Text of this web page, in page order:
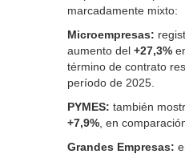
marcadamente mixto:
Microempresas:
aumento del +27,3%
término de contrato
período de 2025.
PYMES: también
+7,9% , en
Grandes Empresas: